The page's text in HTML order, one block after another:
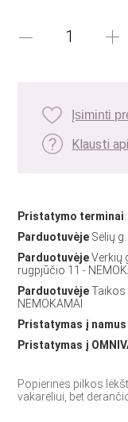
Įsiminti
Klausti
Pristatymo terminai:
Parduotuvėje Sėlių
ParduotuvėjeVerkių
rugpjūčio 11 -
ParduotuvėjeTaikos
NEMOKAMAI
Pristatymas į
Pristatymas į
Popierinės pilkos
vakarėliui, bet